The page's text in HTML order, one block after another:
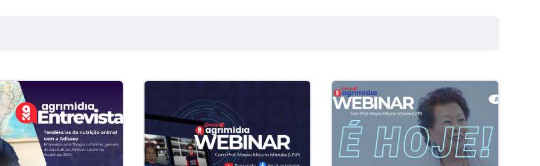
MG
R$ 5,07
kg
Suíno - Estadual
PR
R$ 4,53